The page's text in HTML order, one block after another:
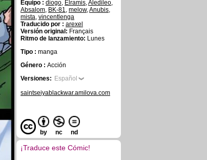
Equipo : diogo, Elramis,Aledileo,
Absalom, BK-81, melow,Anubis,
mista, vincentlenga
Traducido por : arexel
Versión original: Français
Ritmo de lanzamiento: Lunes
Tipo : manga
Género : Acción
Versiones: Español
saintseiyablackwar.amilova.com
by nc nd
¡Traduce este Cómic!